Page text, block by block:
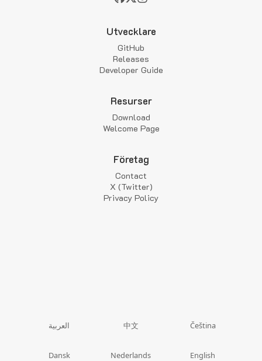
Utvecklare
GitHub
Releases
Developer Guide
Resurser
Download
Welcome Page
Företag
Contact
X (Twitter)
Privacy Policy
العربية 中文 Čeština
Dansk Nederlands English